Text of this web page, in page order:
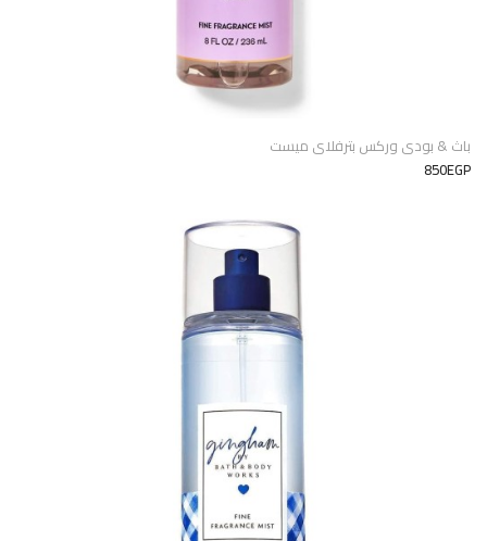
باث & بودى وركس بترفلاى ميست
850EGP